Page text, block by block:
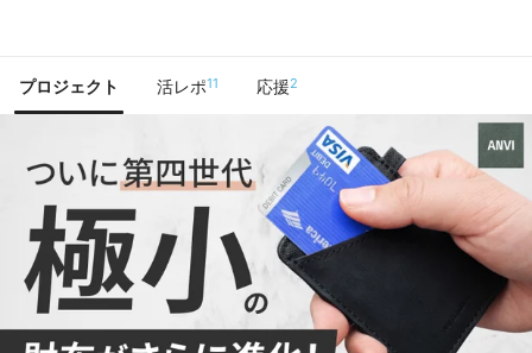
プロジェクト 活レポ11 応援2